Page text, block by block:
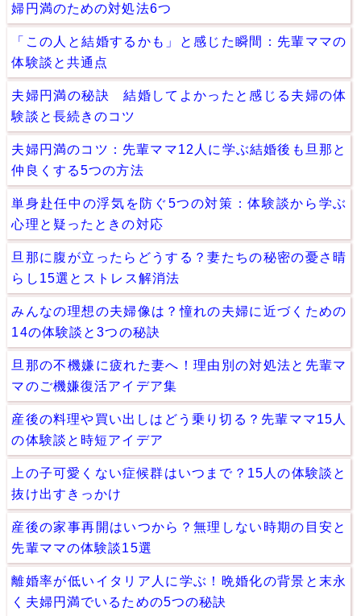
婦円満のための対処法6つ
「この人と結婚するかも」と感じた瞬間：先輩ママの
体験談と共通点
夫婦円満の秘訣 結婚してよかったと感じる夫婦の体
験談と長続きのコツ
夫婦円満のコツ：先輩ママ12人に学ぶ結婚後も旦那と
仲良くする5つの方法
単身赴任中の浮気を防ぐ5つの対策：体験談から学ぶ
心理と疑ったときの対応
旦那に腹が立ったらどうする？妻たちの秘密の憂さ晴
らし15選とストレス解消法
みんなの理想の夫婦像は？憧れの夫婦に近づくための
14の体験談と3つの秘訣
旦那の不機嫌に疲れた妻へ！理由別の対処法と先輩マ
マのご機嫌復活アイデア集
産後の料理や買い出しはどう乗り切る？先輩ママ15人
の体験談と時短アイデア
上の子可愛くない症候群はいつまで？15人の体験談と
抜け出すきっかけ
産後の家事再開はいつから？無理しない時期の目安と
先輩ママの体験談15選
離婚率が低いイタリア人に学ぶ！晩婚化の背景と末永
く夫婦円満でいるための5つの秘訣